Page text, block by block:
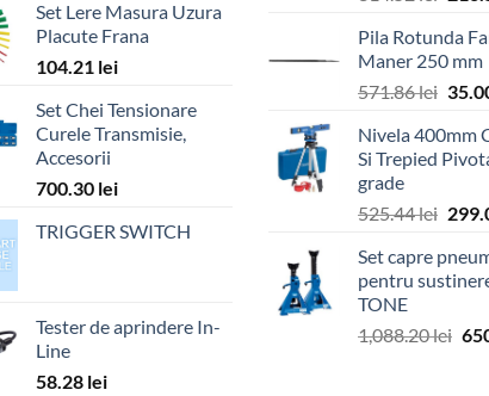
Set Lere Masura Uzura
Placute Frana
104.21 lei
Set Chei Tensionare
Curele Transmisie,
Accesorii
700.30 lei
TRIGGER SWITCH
Tester de aprindere In-
Line
58.28 lei
a
fost:
Pila Rotunda
Maner 250 mm
571.86lei
a
fost:
Nivela 400mm
Si Trepied
grade
525.44lei
a
fost:
Set capre
pentru
TONE
1,088.20lei